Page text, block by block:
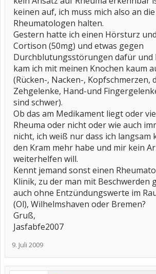
keinen auf, ich muss mich also an
Rheumatologen halten.
Gestern hatte ich einen Hörsturz
Cortison (50mg) und etwas gegen
Durchblutungsstörungen dafür und
kam ich mit meinen Knochen kaum
(Rücken-, Nacken-, Kopfschmerzen,
Zehgelenke, Hand-und
sind schwer).
Ob das am Medikament liegt oder
Rheuma oder nicht oder wie auch
nicht, ich weiß nur dass ich langsam
den Kram mehr habe und mir kein
weiterhelfen will.
Kennt jemand sonst einen
Klinik, zu der man mit Beschwerden
auch ohne Entzündungswerte im
(Ol), Wilhelmshaven oder Bremen?
Gruß,
Jasfabfe2007
9. Juli 2009